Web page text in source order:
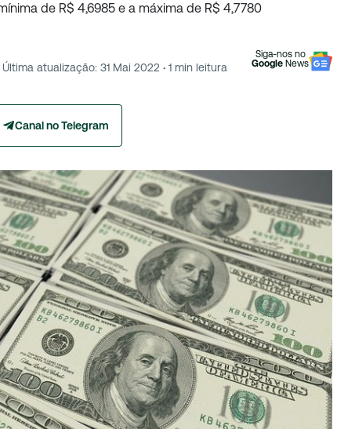
de R$ 4,6985 e a máxima de R$ 4,7780
Última atualização: 31 Mai 2022 · 1 min leitura
Siga-nos no
Google News
Canal no Telegram